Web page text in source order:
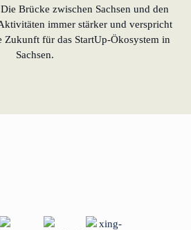
Brücke zwischen Sachsen und den
immer stärker und verspricht
Zukunft für das StartUp-Ökosystem in
Sachsen.